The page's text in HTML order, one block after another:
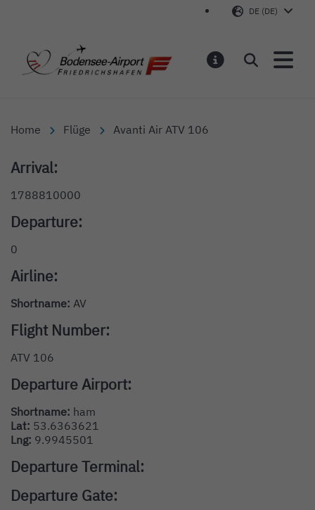
DE (DE)
Bodensee-Airport
Suchen
Home Flüge Avanti Air ATV 106
Arrival:
1788810000
Departure:
0
Airline:
Shortname: AV
Flight Number:
ATV 106
Departure Airport:
Shortname: ham
Lat: 53.6363621
Lng: 9.9945501
Departure Terminal:
Departure Gate: